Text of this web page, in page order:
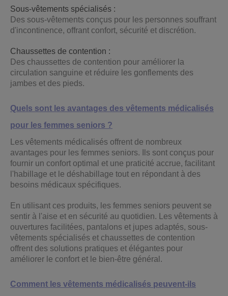
Sous-vêtements spécialisés :
Des sous-vêtements conçus pour les personnes souffrant
d'incontinence, offrant confort, sécurité et discrétion.
Chaussettes de contention :
Des chaussettes de contention pour améliorer la
circulation sanguine et réduire les gonflements des
jambes et des pieds.
Quels sont les avantages des vêtements médicalisés
pour les femmes seniors ?
Les vêtements médicalisés offrent de nombreux
avantages pour les femmes seniors. Ils sont conçus pour
fournir un confort optimal et une praticité accrue, facilitant
l'habillage et le déshabillage tout en répondant à des
besoins médicaux spécifiques.
En utilisant ces produits, les femmes seniors peuvent se
sentir à l'aise et en sécurité au quotidien. Les vêtements à
ouvertures facilitées, pantalons et jupes adaptés, sous-
vêtements spécialisés et chaussettes de contention
offrent des solutions pratiques et élégantes pour
améliorer le confort et le bien-être général.
Comment les vêtements médicalisés peuvent-ils